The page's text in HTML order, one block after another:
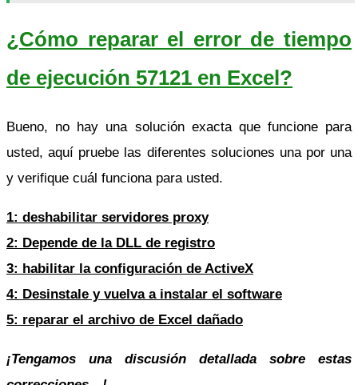
¿Cómo reparar el error de tiempo
de ejecución 57121 en Excel?
Bueno, no hay una solución exacta que funcione para
usted, aquí pruebe las diferentes soluciones una por una
y verifique cuál funciona para usted.
1: deshabilitar servidores proxy
2: Depende de la DLL de registro
3: habilitar la configuración de ActiveX
4: Desinstale y vuelva a instalar el software
5: reparar el archivo de Excel dañado
¡Tengamos una discusión detallada sobre estas